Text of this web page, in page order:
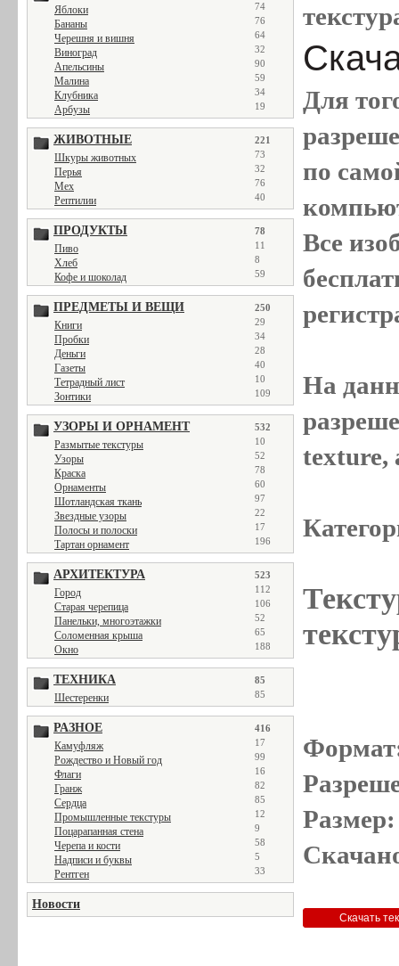
Яблоки 74
Бананы 76
Черешня и вишня 64
Виноград 32
Апельсины 90
Малина 59
Клубника 34
Арбузы 19
ЖИВОТНЫЕ 221
Шкуры животных 73
Перья 32
Мех 76
Рептилии 40
ПРОДУКТЫ 78
Пиво 11
Хлеб 8
Кофе и шоколад 59
ПРЕДМЕТЫ И ВЕЩИ 250
Книги 29
Пробки 34
Деньги 28
Газеты 40
Тетрадный лист 10
Зонтики 109
УЗОРЫ И ОРНАМЕНТ 532
Размытые текстуры 10
Узоры 52
Краска 78
Орнаменты 60
Шотландская ткань 97
Звездные узоры 22
Полосы и полоски 17
Тартан орнамент 196
АРХИТЕКТУРА 523
Город 112
Старая черепица 106
Панельки, многоэтажки 52
Соломенная крыша 65
Окно 188
ТЕХНИКА 85
Шестеренки 85
РАЗНОЕ 416
Камуфляж 17
Рождество и Новый год 99
Флаги 16
Гранж 82
Сердца 85
Промышленные текстуры 12
Поцарапанная стена 9
Черепа и кости 58
Надписи и буквы 5
Рентген 33
Новости
Для
по
Все
На
texture,